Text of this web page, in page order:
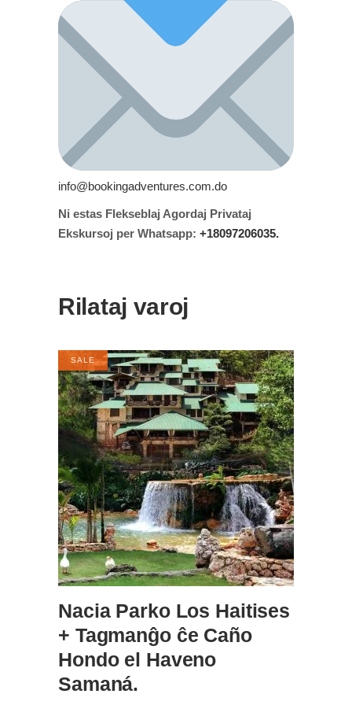
info@bookingadventures.com.do
Ni estas Flekseblaj Agordaj Privataj
Ekskursoj per Whatsapp: +18097206035.
Rilataj varoj
SALE
ALDONI AL KORBO
Nacia Parko Los Haitises
+ Tagmanĝo ĉe Caño
Hondo el Haveno
Samaná.